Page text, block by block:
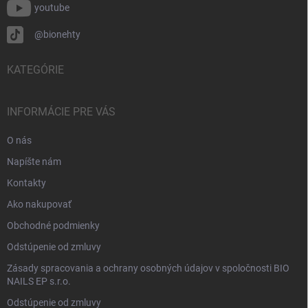
youtube
@bionehty
KATEGÓRIE
INFORMÁCIE PRE VÁS
O nás
Napíšte nám
Kontakty
Ako nakupovať
Obchodné podmienky
Odstúpenie od zmluvy
Zásady spracovania a ochrany osobných údajov v spoločnosti BIO
NAILS EP s.r.o.
Odstúpenie od zmluvy